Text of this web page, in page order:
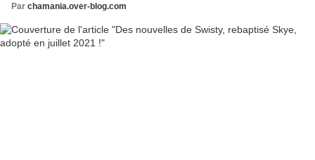
Par chamania.over-blog.com